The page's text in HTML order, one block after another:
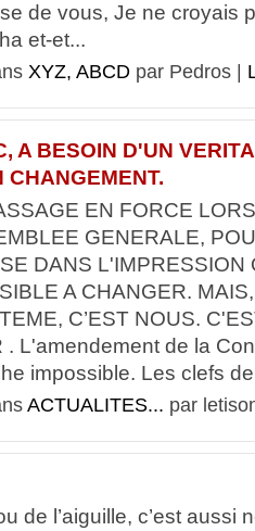
de vous, Je ne croyais
et-et...
XYZ, ABCD par Pedros |
A BESOIN D'UN
CHANGEMENT.
EN FORCE
GENERALE,
DANS L'IMPRESSION
A CHANGER.
C’EST NOUS.
. L'amendement de la
impossible. Les clefs
ACTUALITES... par
de l’aiguille, c’est aussi